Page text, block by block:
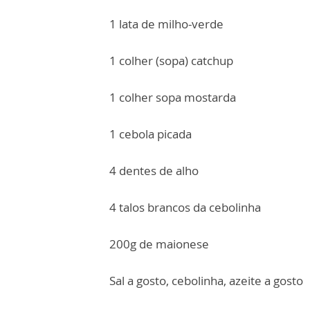
1 lata de milho-verde
1 colher (sopa) catchup
1 colher sopa mostarda
1 cebola picada
4 dentes de alho
4 talos brancos da cebolinha
200g de maionese
Sal a gosto, cebolinha, azeite a gosto